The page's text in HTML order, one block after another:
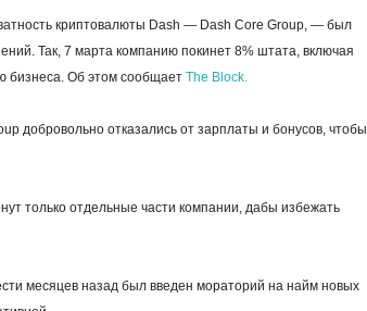
криптовалюты Dash — Dash Core Group, — был
Так, 7 марта компанию покинет 8% штата, включая
бизнеса. Об этом сообщает The Block.
добровольно отказались от зарплаты и бонусов, чтобы
только отдельные части компании, дабы избежать
месяцев назад был введен мораторий на найм новых